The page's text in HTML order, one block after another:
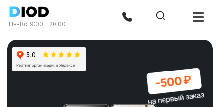
Пн-Вс: 9:00 - 20:00